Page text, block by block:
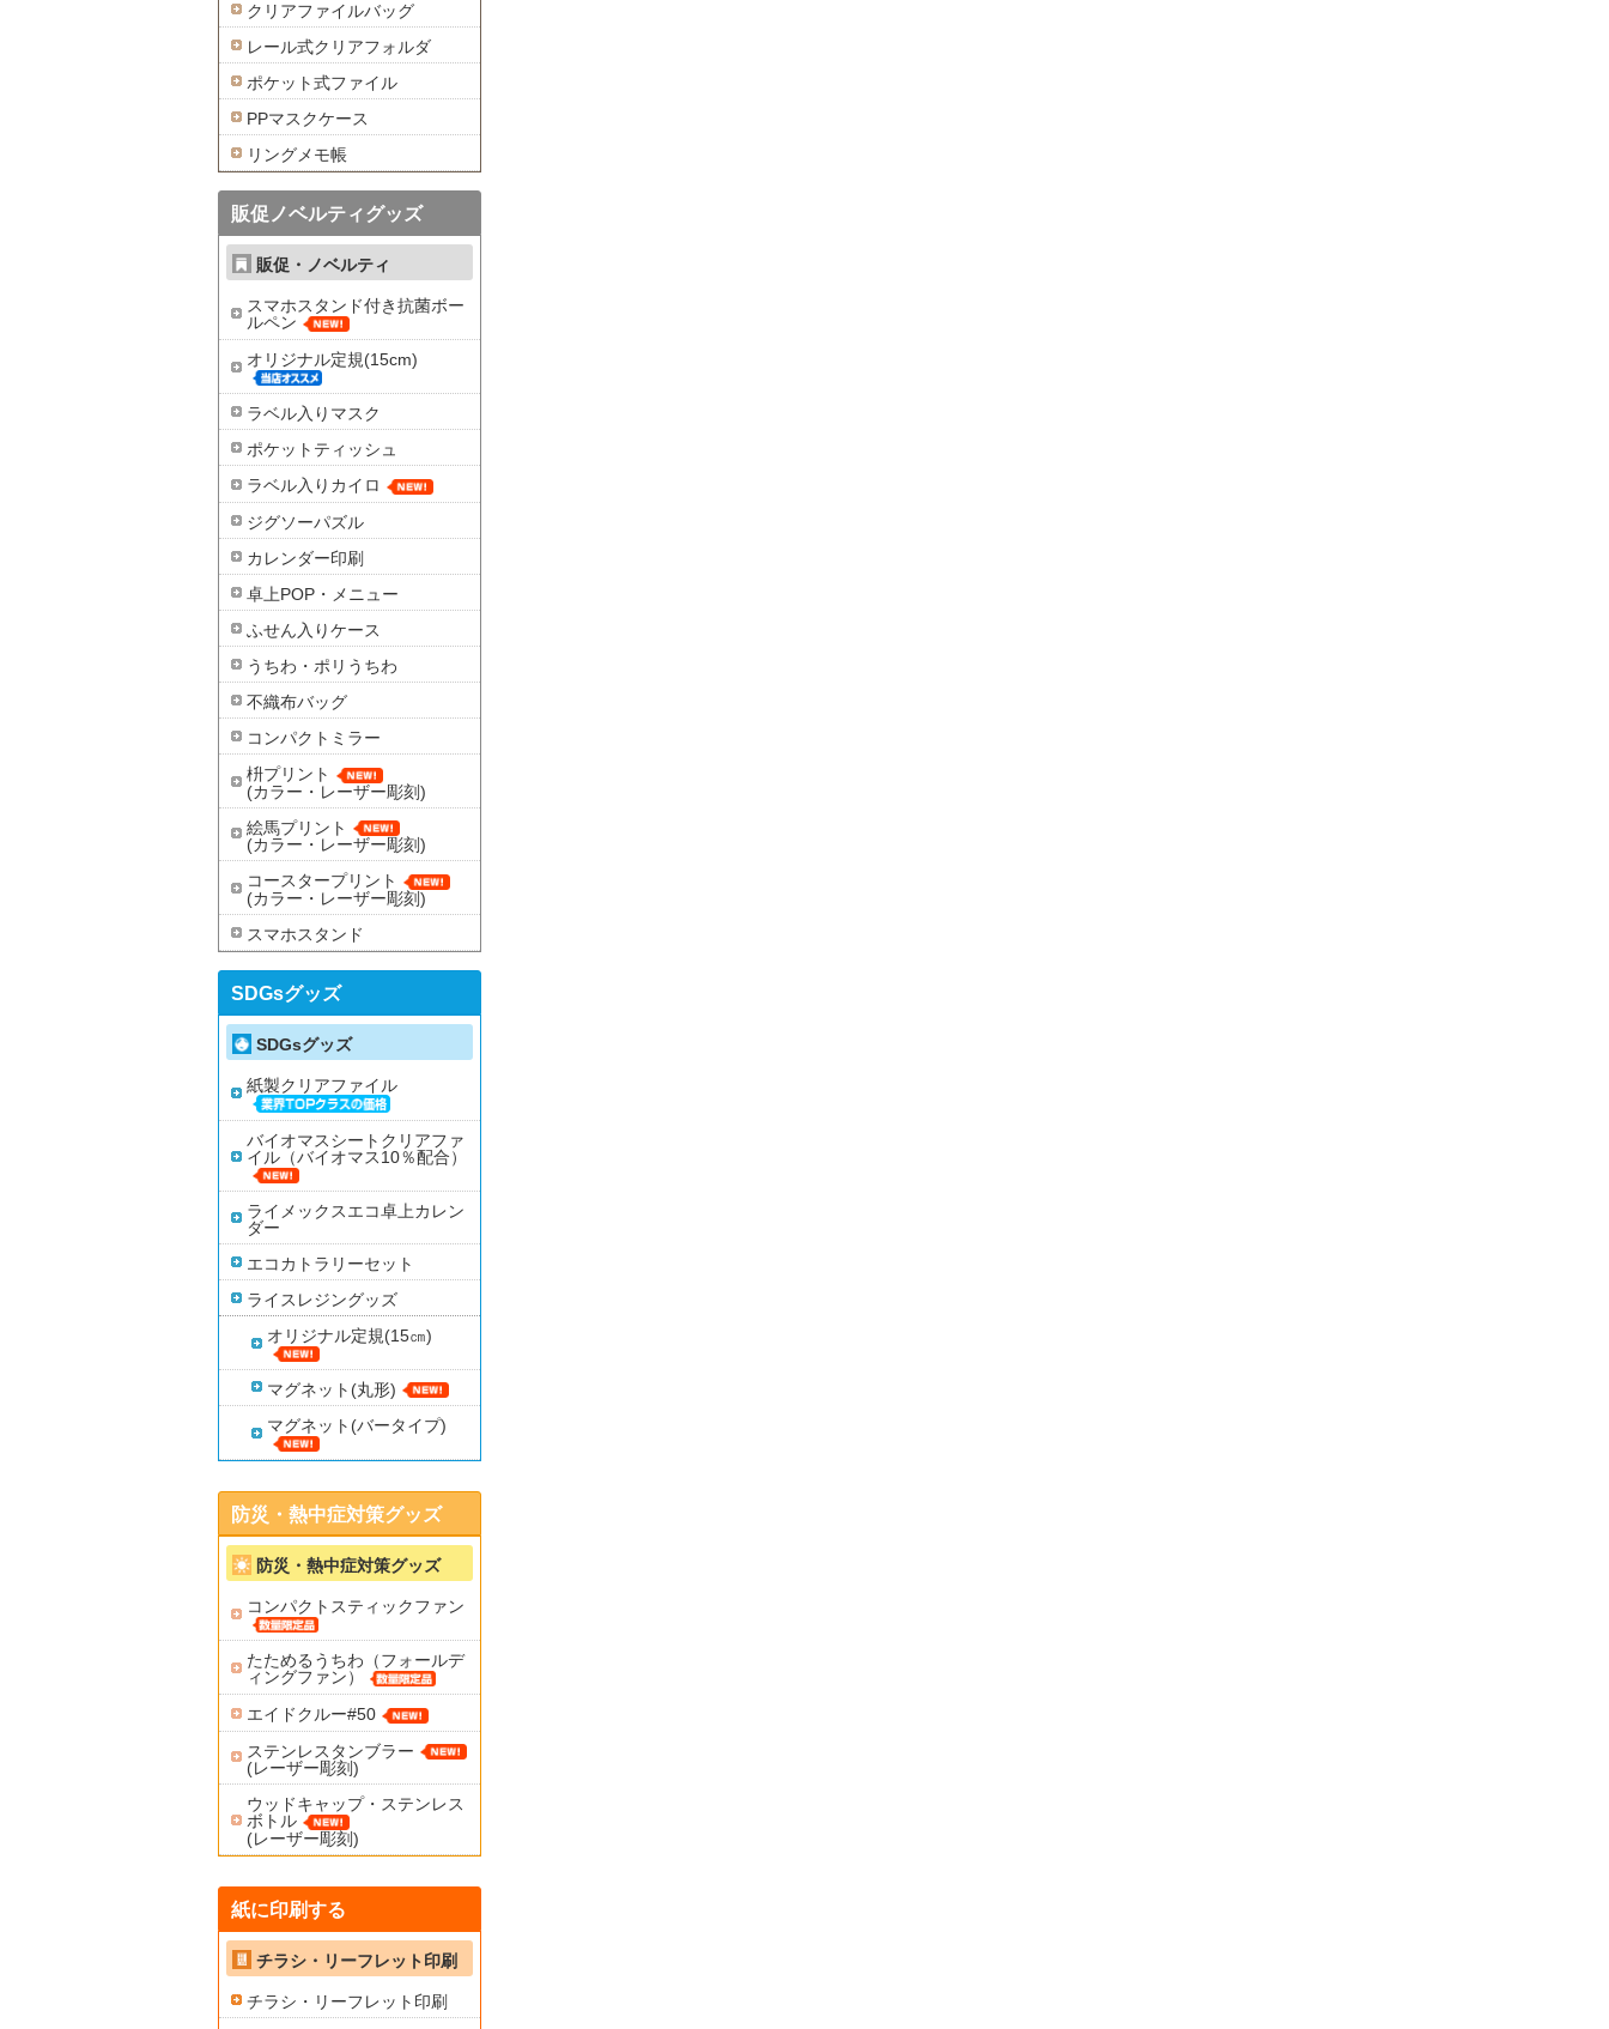
クリアファイルバッグ
レール式クリアフォルダ
ポケット式ファイル
PPマスクケース
リングメモ帳
販促ノベルティグッズ
販促・ノベルティ
スマホスタンド付き抗菌ボー
ルペン
オリジナル定規(15cm)
ラベル入りマスク
ポケットティッシュ
ラベル入りカイロ
ジグソーパズル
カレンダー印刷
卓上POP・メニュー
ふせん入りケース
うちわ・ポリうちわ
不織布バッグ
コンパクトミラー
枡プリント
(カラー・レーザー彫刻)
絵馬プリント
(カラー・レーザー彫刻)
コースタープリント
(カラー・レーザー彫刻)
スマホスタンド
SDGsグッズ
SDGsグッズ
紙製クリアファイル
バイオマスシートクリアファ
イル（バイオマス10％配合）
ライメックスエコ卓上カレン
ダー
エコカトラリーセット
ライスレジングッズ
オリジナル定規(15㎝)
マグネット(丸形)
マグネット(バータイプ)
防災・熱中症対策グッズ
防災・熱中症対策グッズ
コンパクトスティックファン
たためるうちわ（フォールデ
ィングファン）
エイドクルー#50
ステンレスタンブラー
(レーザー彫刻)
ウッドキャップ・ステンレス
ボトル
(レーザー彫刻)
紙に印刷する
チラシ・リーフレット印刷
チラシ・リーフレット印刷